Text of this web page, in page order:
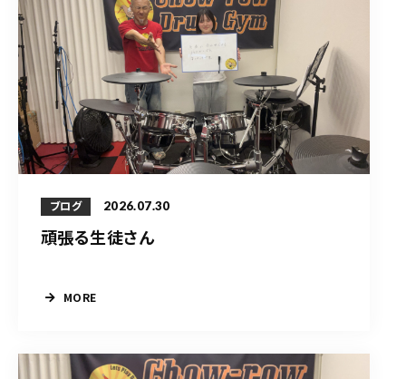
ブログ 2026.07.30
頑張る生徒さん
MORE